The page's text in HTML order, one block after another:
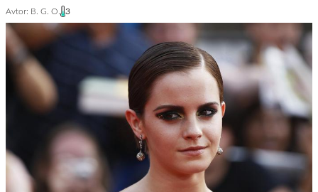
Avtor: B. G. O. 3